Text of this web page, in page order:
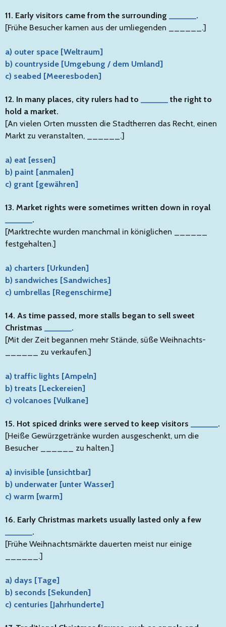
11. Early visitors came from the surrounding
.
[Frühe Besucher kamen aus der umliegenden ______.]
a) outer space [Weltraum]
b) countryside [Umgebung / dem Umland]
c) seabed [Meeresboden]
12. In many places, city rulers had to
the right to
hold a market.
[An vielen Orten mussten die Stadtherren das Recht, einen
Markt zu veranstalten, ______.]
a) eat [essen]
b) paint [anmalen]
c) grant [gewähren]
13. Market rights were sometimes written down in royal
.
[Marktrechte wurden manchmal in königlichen ______
festgehalten.]
a) charters [Urkunden]
b) sandwiches [Sandwiches]
c) umbrellas [Regenschirme]
14. As time passed, more stalls began to sell sweet
Christmas
.
[Mit der Zeit begannen mehr Stände, süße Weihnachts-
______ zu verkaufen.]
a) traffic lights [Ampeln]
b) treats [Leckereien]
c) volcanoes [Vulkane]
15. Hot spiced drinks were served to keep visitors
.
[Heiße Gewürzgetränke wurden ausgeschenkt, um die
Besucher ______ zu halten.]
a) invisible [unsichtbar]
b) underwater [unter Wasser]
c) warm [warm]
16. Early Christmas markets usually lasted only a few
.
[Frühe Weihnachtsmärkte dauerten meist nur einige
______.]
a) days [Tage]
b) seconds [Sekunden]
c) centuries [Jahrhunderte]